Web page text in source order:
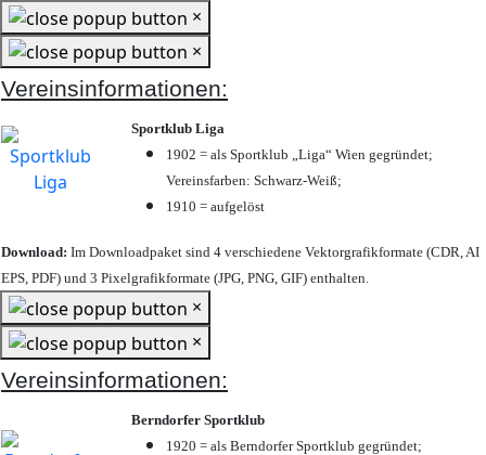
×
×
Vereinsinformationen:
Sportklub Liga
1902 = als Sportklub „Liga“ Wien gegründet;
Vereinsfarben: Schwarz-Weiß;
1910 = aufgelöst
Download: Im Downloadpaket sind 4 verschiedene Vektorgrafikformate (CDR, AI
EPS, PDF) und 3 Pixelgrafikformate (JPG, PNG, GIF) enthalten.
×
×
Vereinsinformationen:
Berndorfer Sportklub
1920 = als Berndorfer Sportklub gegründet;